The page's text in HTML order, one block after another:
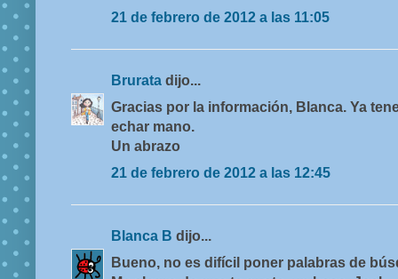
21 de febrero de 2012 a las 11:05
Brurata dijo...
Gracias por la información, Blanca. Ya
echar mano.
Un abrazo
21 de febrero de 2012 a las 12:45
Blanca B dijo...
Bueno, no es difícil poner palabras de